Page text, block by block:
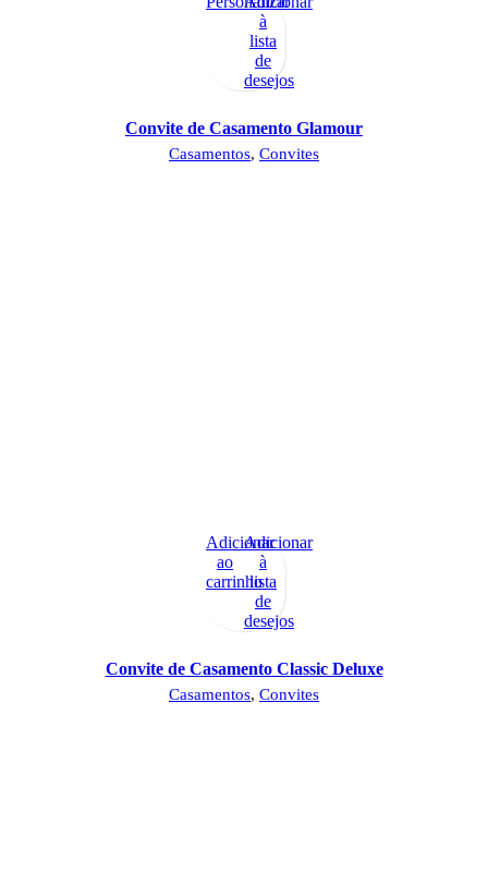
à
lista
de
desejos
Convite de Casamento Glamour
Casamentos, Convites
Adicionar
ao
carrinho
Adicionar
à
lista
de
desejos
Convite de Casamento Classic Deluxe
Casamentos, Convites